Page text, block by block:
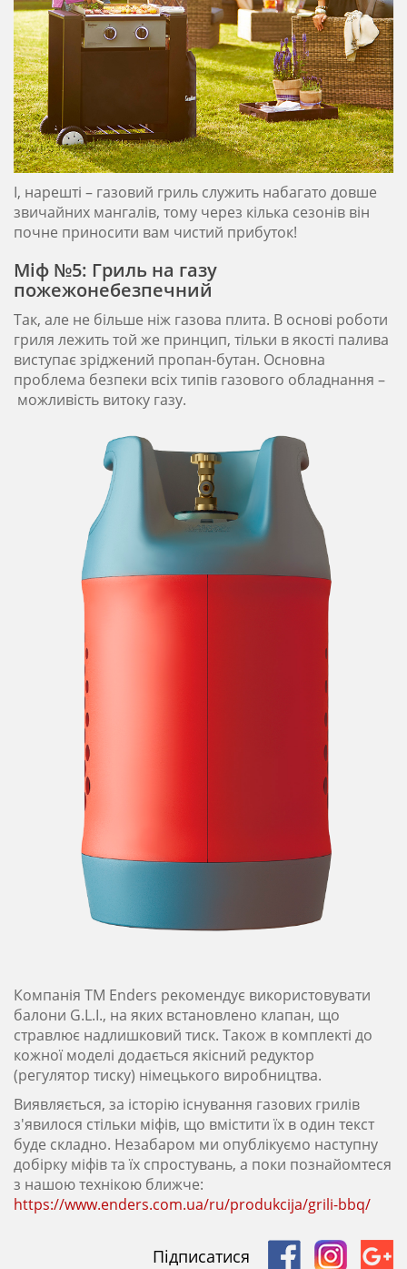
І, нарешті – газовий гриль служить набагато довше
звичайних мангалів, тому через кілька сезонів він
почне приносити вам чистий прибуток!
Міф №5: Гриль на газу
пожежонебезпечний
Так, але не більше ніж газова плита. В основі роботи
гриля лежить той же принцип, тільки в якості палива
виступає зріджений пропан-бутан. Основна
проблема безпеки всіх типів газового обладнання –
можливість витоку газу.
Компанія ТМ Enders рекомендує використовувати
балони G.L.I., на яких встановлено клапан, що
стравлює надлишковий тиск. Також в комплекті до
кожної моделі додається якісний редуктор
(регулятор тиску) німецького виробництва.
Виявляється, за історію існування газових грилів
з'явилося стільки міфів, що вмістити їх в один текст
буде складно. Незабаром ми опублікуємо наступну
добірку міфів та їх спростувань, а поки познайомтеся
з нашою технікою ближче:
https://www.enders.com.ua/ru/produkcija/grili-bbq/
Підписатися